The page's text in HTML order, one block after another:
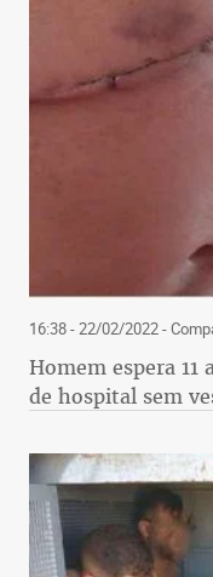
16:38 - 22/02/2022-
Homem espera
de hospital sem